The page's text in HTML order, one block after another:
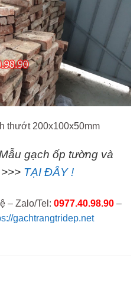
thướt 200x100x50mm
gạch ốp tường và
TẠI ĐÂY !
– Zalo/Tel: 0977.40.98.90–
gachtrangtridep.net